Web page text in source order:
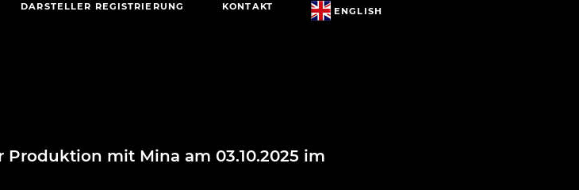
DARSTELLER REGISTRIERUNG KONTAKT ENGLISH
mit Mina am 03.10.2025 im